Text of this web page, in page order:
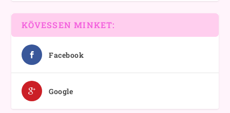
KÖVESSEN MINKET:
Facebook
Google